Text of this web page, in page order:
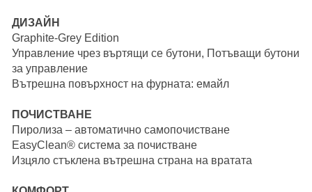
ДИЗАЙН
Graphite-Grey Edition
Управление чрез въртящи се бутони, Потъващи бутони
за управление
Вътрешна повърхност на фурната: емайл
ПОЧИСТВАНЕ
Пиролиза – автоматично самопочистване
EasyClean® система за почистване
Изцяло стъклена вътрешна страна на вратата